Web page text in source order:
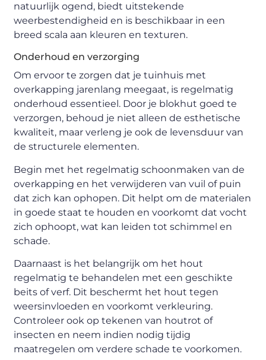
natuurlijk ogend, biedt uitstekende
weerbestendigheid en is beschikbaar in een
breed scala aan kleuren en texturen.
Onderhoud en verzorging
Om ervoor te zorgen dat je tuinhuis met
overkapping jarenlang meegaat, is regelmatig
onderhoud essentieel. Door je blokhut goed te
verzorgen, behoud je niet alleen de esthetische
kwaliteit, maar verleng je ook de levensduur van
de structurele elementen.
Begin met het regelmatig schoonmaken van de
overkapping en het verwijderen van vuil of puin
dat zich kan ophopen. Dit helpt om de materialen
in goede staat te houden en voorkomt dat vocht
zich ophoopt, wat kan leiden tot schimmel en
schade.
Daarnaast is het belangrijk om het hout
regelmatig te behandelen met een geschikte
beits of verf. Dit beschermt het hout tegen
weersinvloeden en voorkomt verkleuring.
Controleer ook op tekenen van houtrot of
insecten en neem indien nodig tijdig
maatregelen om verdere schade te voorkomen.